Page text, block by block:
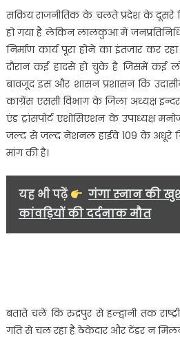
सक्रिय राजनीतिक के चलते प्रदेश के दूसरे
हो गया है लेकिन लालकुआ में
निर्माण कार्य पूरा होने का इंतजार कर
दौरान कई हादसे हो चुके है जिसमें कई
बावजूद इस और शासन प्रशासन कि
काग्रेंस एससी विभाग के जिला अध्यक्ष
एंड ट्रांसपोर्ट एशोसिएशन के उपाध्यक्ष
जल्द से जल्द नेशनल हाईवे 109 के अधूरे
मांग की है।
यह भी पढ़ें
गंगा स्नान की
कांवड़ियों की दर्दनाक मौत
बताते चलें कि रुद्रपुर से हल्द्वानी तक
गति से चल रहा है ठेकेदार और टेंडर न